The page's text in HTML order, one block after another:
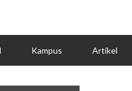
Kampus Artikel